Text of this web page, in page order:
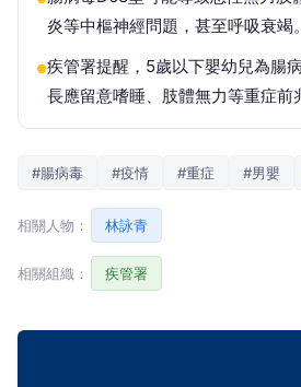
炎等中樞神經問題，甚至呼吸衰竭。
●疾管署提醒，5歲以下嬰幼兒為腸
長應留意嗜睡、肢體無力等重症前
#腸病毒 #疫情 #重症 #男嬰
相關人物： 林詠青
相關組織： 疾管署